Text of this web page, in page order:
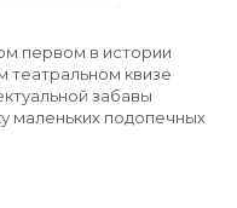
первом в истории
театральном квизе
забавы
маленьких подопечных